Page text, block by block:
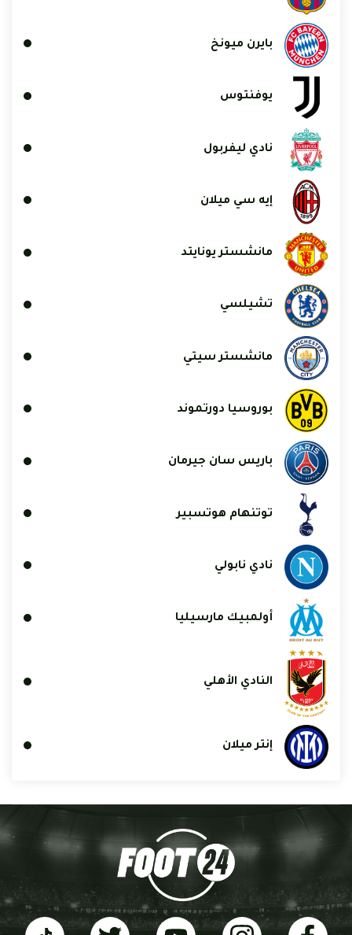
بايرن ميونخ
يوفنتوس
نادي ليفربول
إيه سي ميلان
مانشستر يونايتد
تشيلسي
مانشستر سيتي
بوروسيا دورتموند
باريس سان جيرمان
توتنهام هوتسبير
نادي نابولي
أولمبيك مارسيليا
النادي الأهلي
إنتر ميلان